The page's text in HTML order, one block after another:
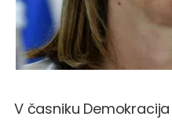
V časniku Demokracija